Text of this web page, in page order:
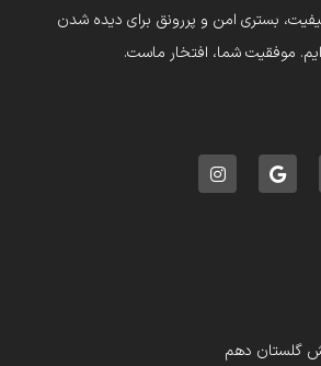
بستری امن و پررونق برای دیده شدن
موفقیت شما، افتخار ماست.
گلستان دهم